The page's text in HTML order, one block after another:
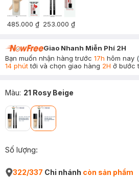
485.000 ₫ 253.000 ₫
Giao Nhanh Miễn Phí 2H
Bạn muốn nhận hàng trước 17h hôm nay (
14 phúttới và chọn giao hàng 2H ở bước
Màu: 21 Rosy Beige
Số lượng:
322/337 Chi nhánh còn sản phẩm